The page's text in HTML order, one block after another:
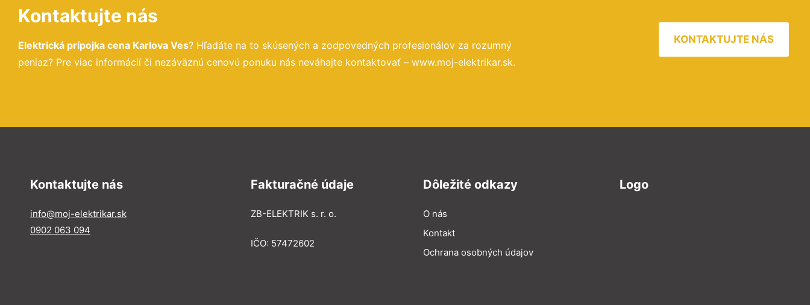
Kontaktujte nás
Elektrická prípojka cena Karlova Ves? Hľadáte na to skúsených a zodpovedných profesionálov za rozumný
peniaz? Pre viac informácií či nezáväznú cenovú ponuku nás neváhajte kontaktovať – www.moj-elektrikar.sk.
KONTAKTUJTE NÁS
Kontaktujte nás
info@moj-elektrikar.sk
0902 063 094
Fakturačné údaje
ZB-ELEKTRIK s. r. o.
IČO: 57472602
Dôležité odkazy
O nás
Kontakt
Ochrana osobných údajov
Logo